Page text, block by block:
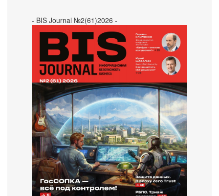
- BIS Journal №2(61)2026 -